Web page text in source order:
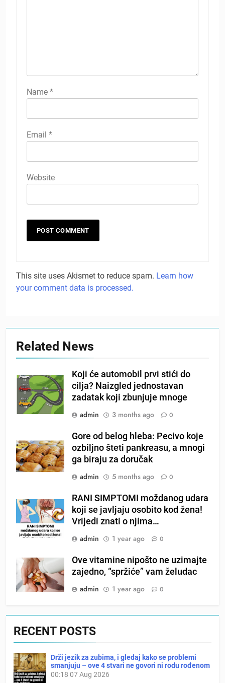
Name *
Email *
Website
This site uses Akismet to reduce spam. Learn how
your comment data is processed.
Related News
Koji će automobil prvi stići do
cilja? Naizgled jednostavan
zadatak koji zbunjuje mnoge
admin
3 months ago 0
Gore od belog hleba: Pecivo koje
ozbiljno šteti pankreasu, a mnogi
ga biraju za doručak
admin
5 months ago 0
RANI SIMPTOMI moždanog udara
koji se javljaju osobito kod žena!
Vrijedi znati o njima…
admin
1 year ago 0
Ove vitamine nipošto ne uzimajte
zajedno, “spržiće” vam želudac
admin
1 year ago 0
RECENT POSTS
Drži jezik za zubima, i gledaj kako se problemi
smanjuju – ove 4 stvari ne govori ni rodu rođenom
00:18 07 Aug 2026